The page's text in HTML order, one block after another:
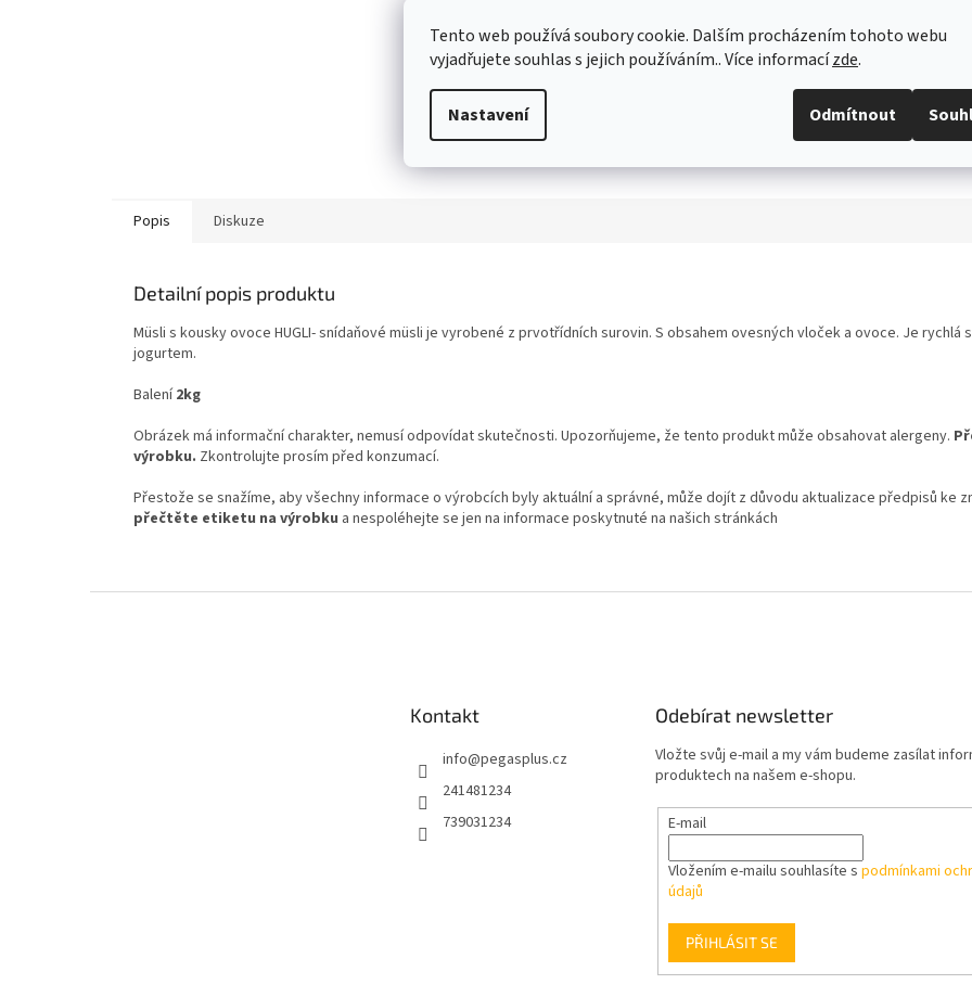
Tento web používá soubory cookie. Dalším procházením tohoto webu
vyjadřujete souhlas s jejich používáním.. Více informacízde.
Nastavení Odmítnout
Popis Diskuze
Detailní popis produktu
Müsli s kousky ovoce HUGLI- snídaňové müsli je vyrobené z prvotřídních surovin. S obsahem ovesných vloček a ovoce. Je rychlá
jogurtem.
Balení 2kg
Obrázek má informační charakter, nemusí odpovídat skutečnosti. Upozorňujeme, že tento produkt může obsahovat alergeny.
výrobku. Zkontrolujte prosím před konzumací.
Přestože se snažíme, aby všechny informace o výrobcích byly aktuální a správné, může dojít z důvodu aktualizace předpisů ke
přečtěte etiketu na výrobku a nespoléhejte se jen na informace poskytnuté na našich stránkách
Kontakt
info@pegasplus.cz
241481234
739031234
Odebírat newsletter
Vložte svůj e-mail a my vám budeme zasílat
produktech na našem e-shopu.
E-mail
Vložením e-mailu souhlasíte s podmínkami
údajů
PŘIHLÁSIT SE